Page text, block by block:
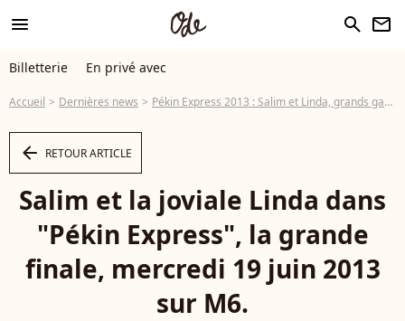
menu search newsletter
Billetterie En privé avec
Accueil Dernières news Pékin Express 2013 : Salim et Linda, grands gagnants de l'aventure !
arrow_left RETOUR ARTICLE
Salim et la joviale Linda dans
"Pékin Express", la grande
finale, mercredi 19 juin 2013
sur M6.